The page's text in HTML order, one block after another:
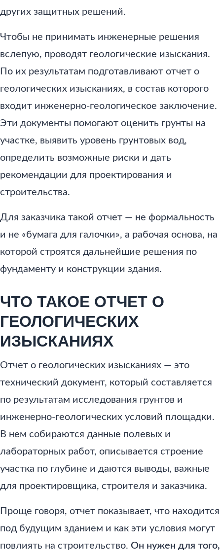
других защитных решений.
Чтобы не принимать инженерные решения
вслепую, проводят геологические изыскания.
По их результатам подготавливают отчет о
геологических изысканиях, в состав которого
входит инженерно-геологическое заключение.
Эти документы помогают оценить грунты на
участке, выявить уровень грунтовых вод,
определить возможные риски и дать
рекомендации для проектирования и
строительства.
Для заказчика такой отчет — не формальность
и не «бумага для галочки», а рабочая основа, на
которой строятся дальнейшие решения по
фундаменту и конструкции здания.
ЧТО ТАКОЕ ОТЧЕТ О
ГЕОЛОГИЧЕСКИХ
ИЗЫСКАНИЯХ
Отчет о геологических изысканиях — это
технический документ, который составляется
по результатам исследования грунтов и
инженерно-геологических условий площадки.
В нем собираются данные полевых и
лабораторных работ, описывается строение
участка по глубине и даются выводы, важные
для проектировщика, строителя и заказчика.
Проще говоря, отчет показывает, что находится
под будущим зданием и как эти условия могут
повлиять на строительство. Он нужен для того,